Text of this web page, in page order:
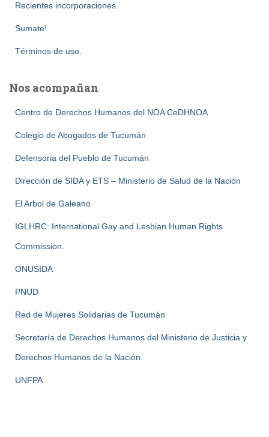
Recientes incorporaciones.
Sumate!
Términos de uso.
Nos acompañan
Centro de Derechos Humanos del NOA CeDHNOA
Colegio de Abogados de Tucumán
Defensoria del Pueblo de Tucumán
Dirección de SIDA y ETS – Ministerio de Salud de la Nación
El Arbol de Galeano
IGLHRC: International Gay and Lesbian Human Rights
Commission.
ONUSIDA
PNUD
Red de Mujeres Solidarias de Tucumán
Secretaría de Derechos Humanos del Ministerio de Justicia y
Derechos Humanos de la Nación.
UNFPA